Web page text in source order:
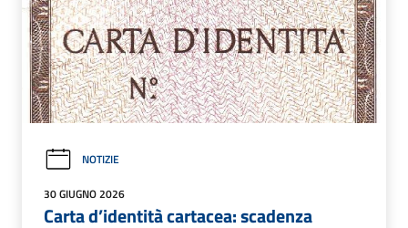
NOTIZIE
30 GIUGNO 2026
Carta d’identità cartacea: scadenza